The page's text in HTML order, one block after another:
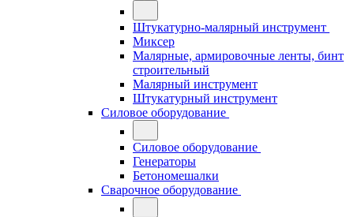
Штукатурно-малярный инструмент
Миксер
Малярные, армировочные ленты, бинт
строительный
Малярный инструмент
Штукатурный инструмент
Силовое оборудование
Силовое оборудование
Генераторы
Бетономешалки
Сварочное оборудование